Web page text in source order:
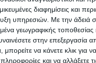
διαφημίσεις και
υπηρεσιών. Με την άδειά
γεωγραφικής τοποθεσίας
στην επεξεργασία
να κάνετε κλικ για
και να αλλάξετε
ραντεβού;